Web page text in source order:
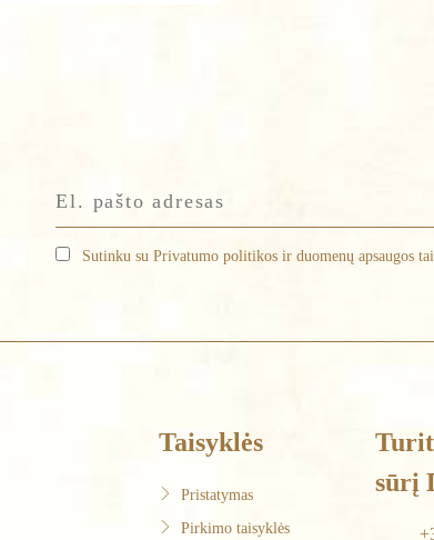
Sutinku su Privatumo politikos ir duomenų apsaugos
Taisyklės
Pristatymas
Pirkimo taisyklės
sūrį